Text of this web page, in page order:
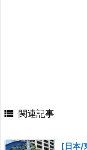
 関連記事
[日本/